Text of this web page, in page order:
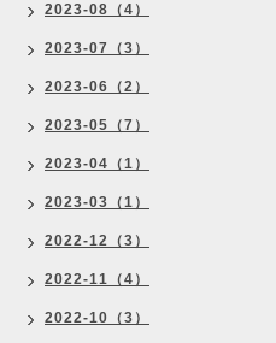
2023-08（4）
2023-07（3）
2023-06（2）
2023-05（7）
2023-04（1）
2023-03（1）
2022-12（3）
2022-11（4）
2022-10（3）